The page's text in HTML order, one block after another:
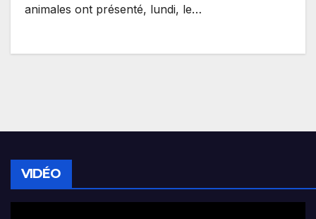
animales ont présenté, lundi, le…
VIDÉO